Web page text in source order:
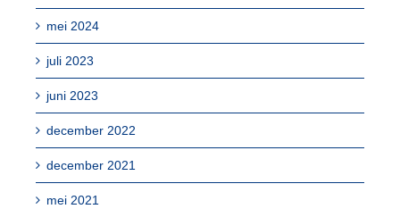
mei 2024
juli 2023
juni 2023
december 2022
december 2021
mei 2021